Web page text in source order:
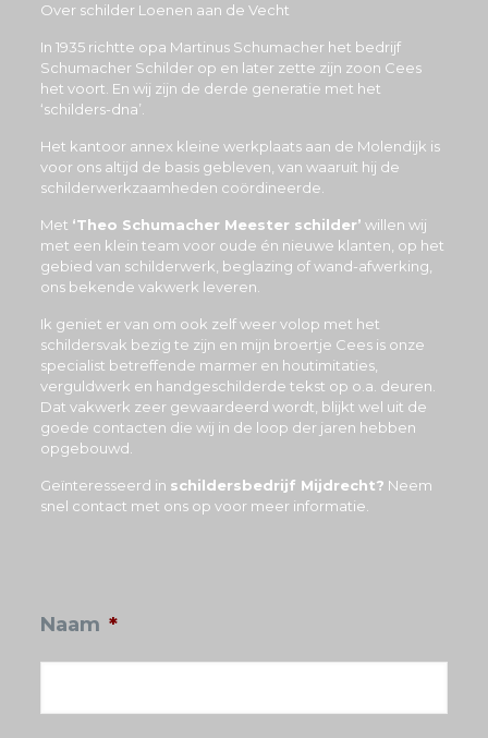
Over schilder Loenen aan de Vecht
In 1935 richtte opa Martinus Schumacher het bedrijf
Schumacher Schilder op en later zette zijn zoon Cees
het voort. En wij zijn de derde generatie met het
‘schilders-dna’.
Het kantoor annex kleine werkplaats aan de Molendijk is
voor ons altijd de basis gebleven, van waaruit hij de
schilderwerkzaamheden coördineerde.
Met ‘Theo Schumacher Meester schilder’ willen wij
met een klein team voor oude én nieuwe klanten, op het
gebied van schilderwerk, beglazing of wand-afwerking,
ons bekende vakwerk leveren.
Ik geniet er van om ook zelf weer volop met het
schildersvak bezig te zijn en mijn broertje Cees is onze
specialist betreffende marmer en houtimitaties,
verguldwerk en handgeschilderde tekst op o.a. deuren.
Dat vakwerk zeer gewaardeerd wordt, blijkt wel uit de
goede contacten die wij in de loop der jaren hebben
opgebouwd.
Geïnteresseerd in schildersbedrijf Mijdrecht? Neem
snel contact met ons op voor meer informatie.
Naam *